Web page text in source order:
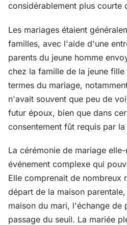
considérablement plus courte
Les mariages étaient
familles, avec l'aide d'une
parents du jeune homme
chez la famille de la jeune
termes du mariage,
n'avait souvent que peu de
futur époux, bien que dans
consentement fût requis par
La cérémonie de mariage
événement complexe qui
Elle comprenait de nombreux
départ de la maison
maison du mari, l'échange de
passage du seuil. La mariée